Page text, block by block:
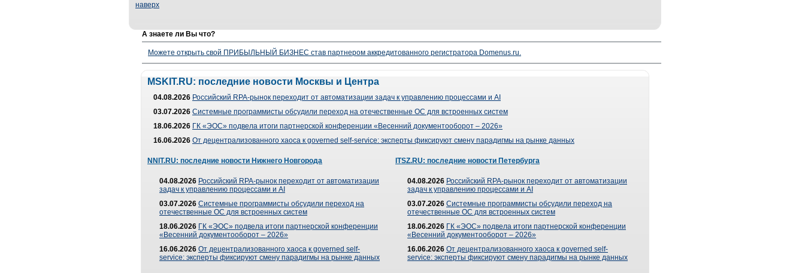
наверх
А знаете ли Вы что?
Можете открыть свой ПРИБЫЛЬНЫЙ БИЗНЕС став партнером аккредитованного регистратора Domenus.ru.
MSKIT.RU: последние новости Москвы и Центра
04.08.2026 Российский RPA-рынок переходит от автоматизации задач к управлению процессами и AI
03.07.2026 Системные программисты обсудили переход на отечественные ОС для встроенных систем
18.06.2026 ГК «ЭОС» подвела итоги партнерской конференции «Весенний документооборот – 2026»
16.06.2026 От децентрализованного хаоса к governed self-service: эксперты фиксируют смену парадигмы на рынке данных
NNIT.RU: последние новости Нижнего Новгорода
04.08.2026 Российский RPA-рынок переходит от автоматизации
задач к управлению процессами и AI
03.07.2026 Системные программисты обсудили переход на
отечественные ОС для встроенных систем
18.06.2026 ГК «ЭОС» подвела итоги партнерской конференции
«Весенний документооборот – 2026»
16.06.2026 От децентрализованного хаоса к governed self-
service: эксперты фиксируют смену парадигмы на рынке данных
ITSZ.RU: последние новости Петербурга
04.08.2026 Российский RPA-рынок переходит от автоматизации
задач к управлению процессами и AI
03.07.2026 Системные программисты обсудили переход на
отечественные ОС для встроенных систем
18.06.2026 ГК «ЭОС» подвела итоги партнерской конференции
«Весенний документооборот – 2026»
16.06.2026 От децентрализованного хаоса к governed self-
service: эксперты фиксируют смену парадигмы на рынке данных